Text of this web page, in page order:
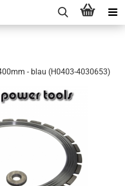
- blau (H0403-4030653)